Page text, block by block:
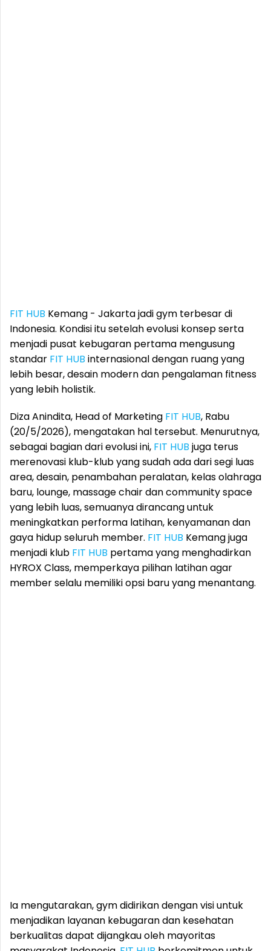
FIT HUB Kemang - Jakarta jadi gym terbesar di
Indonesia. Kondisi itu setelah evolusi konsep serta
menjadi pusat kebugaran pertama mengusung
standar FIT HUB internasional dengan ruang yang
lebih besar, desain modern dan pengalaman fitness
yang lebih holistik.
Diza Anindita, Head of Marketing FIT HUB, Rabu
(20/5/2026), mengatakan hal tersebut. Menurutnya,
sebagai bagian dari evolusi ini, FIT HUB juga terus
merenovasi klub-klub yang sudah ada dari segi luas
area, desain, penambahan peralatan, kelas olahraga
baru, lounge, massage chair dan community space
yang lebih luas, semuanya dirancang untuk
meningkatkan performa latihan, kenyamanan dan
gaya hidup seluruh member. FIT HUB Kemang juga
menjadi klub FIT HUB pertama yang menghadirkan
HYROX Class, memperkaya pilihan latihan agar
member selalu memiliki opsi baru yang menantang.
Ia mengutarakan, gym didirikan dengan visi untuk
menjadikan layanan kebugaran dan kesehatan
berkualitas dapat dijangkau oleh mayoritas